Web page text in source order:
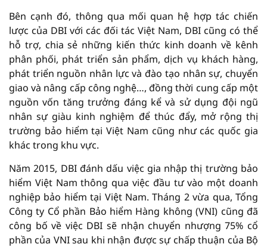
Bên cạnh đó, thông qua mối quan hệ hợp tác chiến
lược của DBI với các đối tác Việt Nam, DBI cũng có thể
hỗ trợ, chia sẻ những kiến thức kinh doanh về kênh
phân phối, phát triển sản phẩm, dịch vụ khách hàng,
phát triển nguồn nhân lực và đào tạo nhân sự, chuyển
giao và nâng cấp công nghệ…, đồng thời cung cấp một
nguồn vốn tăng trưởng đáng kể và sử dụng đội ngũ
nhân sự giàu kinh nghiệm để thúc đẩy, mở rộng thị
trường bảo hiểm tại Việt Nam cũng như các quốc gia
khác trong khu vực.
Năm 2015, DBI đánh dấu việc gia nhập thị trường bảo
hiểm Việt Nam thông qua việc đầu tư vào một doanh
nghiệp bảo hiểm tại Việt Nam. Tháng 2 vừa qua, Tổng
Công ty Cổ phần Bảo hiểm Hàng không (VNI) cũng đã
công bố về việc DBI sẽ nhận chuyển nhượng 75% cổ
phần của VNI sau khi nhận được sự chấp thuận của Bộ